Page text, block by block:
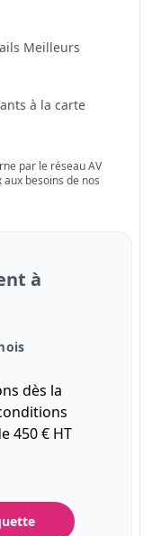
Meilleurs
à la carte
par le réseau AV
besoins de nos
à
dès la
450 € HT